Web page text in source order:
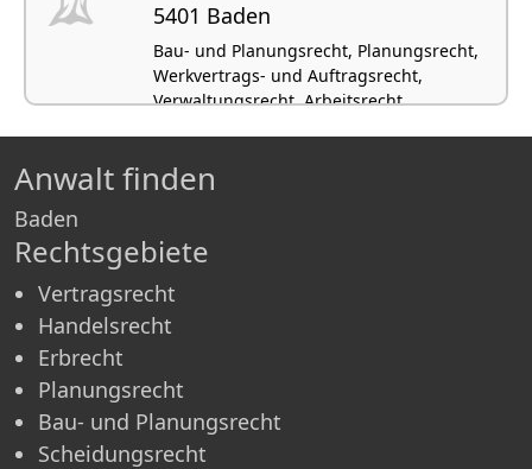
5401 Baden
Bau- und Planungsrecht, Planungsrecht,
Werkvertrags- und Auftragsrecht,
Verwaltungsrecht, Arbeitsrecht
Anwalt finden
Baden
Rechtsgebiete
Vertragsrecht
Handelsrecht
Erbrecht
Planungsrecht
Bau- und Planungsrecht
Scheidungsrecht